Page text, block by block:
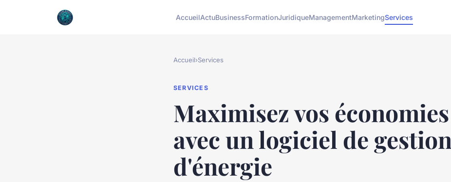
AccueilActuBusinessFormationJuridiqueManagementMarketingServices
Accueil›Services
SERVICES
Maximisez vos économies
avec un logiciel de gestion
d'énergie